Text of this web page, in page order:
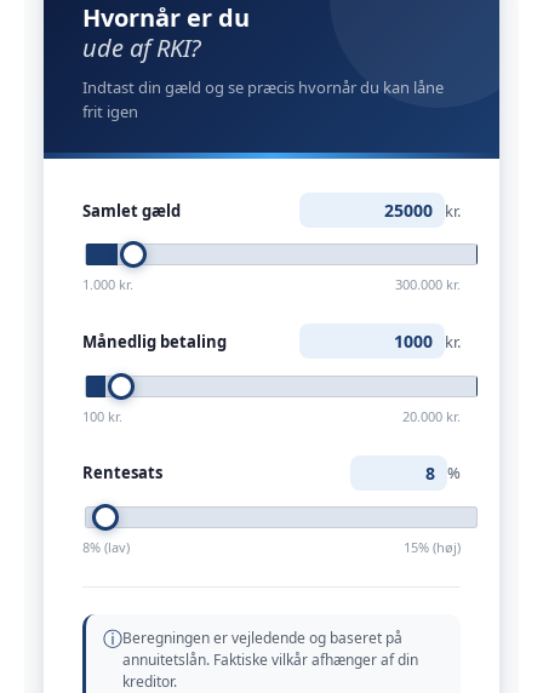
Hvornår er du
ude af RKI?
Indtast din gæld og se præcis hvornår du kan låne
frit igen
Samlet gæld kr.
1.000 kr. 300.000 kr.
Månedlig betaling kr.
100 kr. 20.000 kr.
Rentesats %
8% (lav) 15% (høj)
ⓘBeregningen er vejledende og baseret på
annuitetslån. Faktiske vilkår afhænger af din
kreditor.